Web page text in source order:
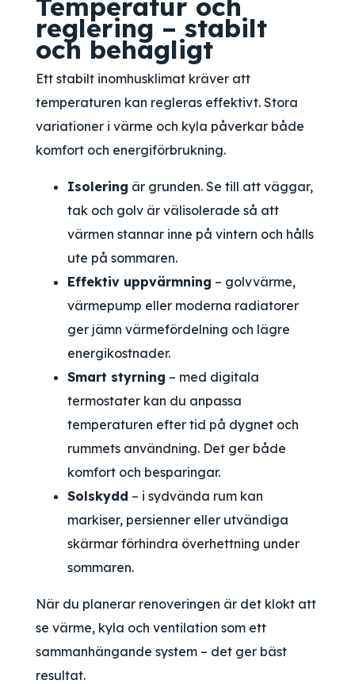
Temperatur och
reglering – stabilt
och behagligt
Ett stabilt inomhusklimat kräver att
temperaturen kan regleras effektivt. Stora
variationer i värme och kyla påverkar både
komfort och energiförbrukning.
Isolering är grunden. Se till att väggar,
tak och golv är välisolerade så att
värmen stannar inne på vintern och hålls
ute på sommaren.
Effektiv uppvärmning – golvvärme,
värmepump eller moderna radiatorer
ger jämn värmefördelning och lägre
energikostnader.
Smart styrning – med digitala
termostater kan du anpassa
temperaturen efter tid på dygnet och
rummets användning. Det ger både
komfort och besparingar.
Solskydd – i sydvända rum kan
markiser, persienner eller utvändiga
skärmar förhindra överhettning under
sommaren.
När du planerar renoveringen är det klokt att
se värme, kyla och ventilation som ett
sammanhängande system – det ger bäst
resultat.